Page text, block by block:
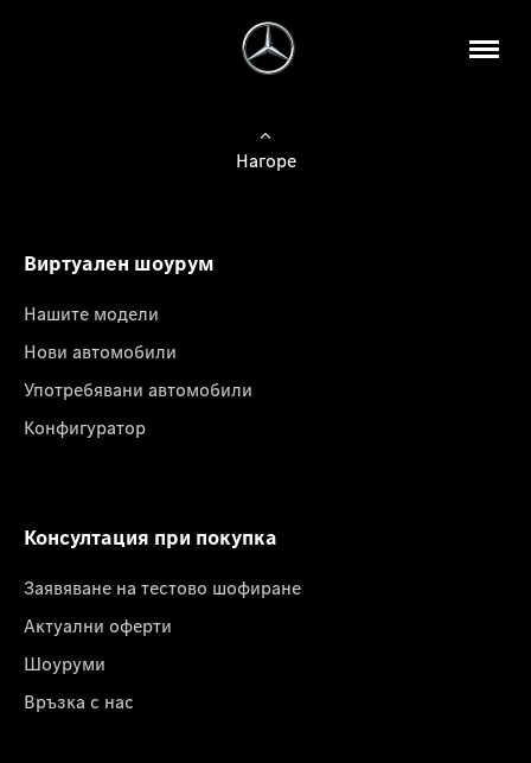
Нагоре
Виртуален шоурум
Нашите модели
Нови автомобили
Употребявани автомобили
Конфигуратор
Консултация при покупка
Заявяване на тестово шофиране
Актуални оферти
Шоуруми
Връзка с нас